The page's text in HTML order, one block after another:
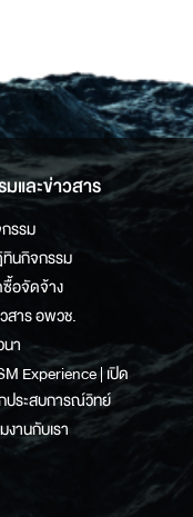
และข่าวสาร
รรม
นกิจกรรม
อจัดจ้าง
สาร อพวช.
นา
Experience | เปิด
ประสบการณ์วิทย์
งานกับเรา